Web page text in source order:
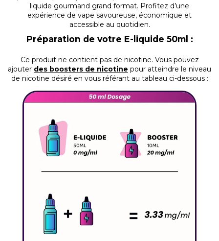
liquide gourmand grand format. Profitez d’une
expérience de vape savoureuse, économique et
accessible au quotidien.
Préparation de votre E-liquide 50ml :
Ce produit ne contient pas de nicotine. Vous pouvez
ajouter des boosters de nicotine pour atteindre le niveau
de nicotine désiré en vous référant au tableau ci-dessous :